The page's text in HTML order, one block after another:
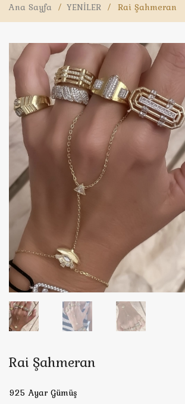
Ana Sayfa / YENİLER / Rai Şahmeran
Rai Şahmeran
925 Ayar Gümüş